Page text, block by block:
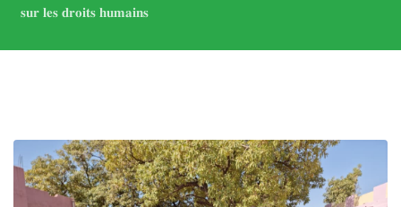
𝐬𝐮𝐫 𝐥𝐞𝐬 𝐝𝐫𝐨𝐢𝐭𝐬 𝐡𝐮𝐦𝐚𝐢𝐧𝐬